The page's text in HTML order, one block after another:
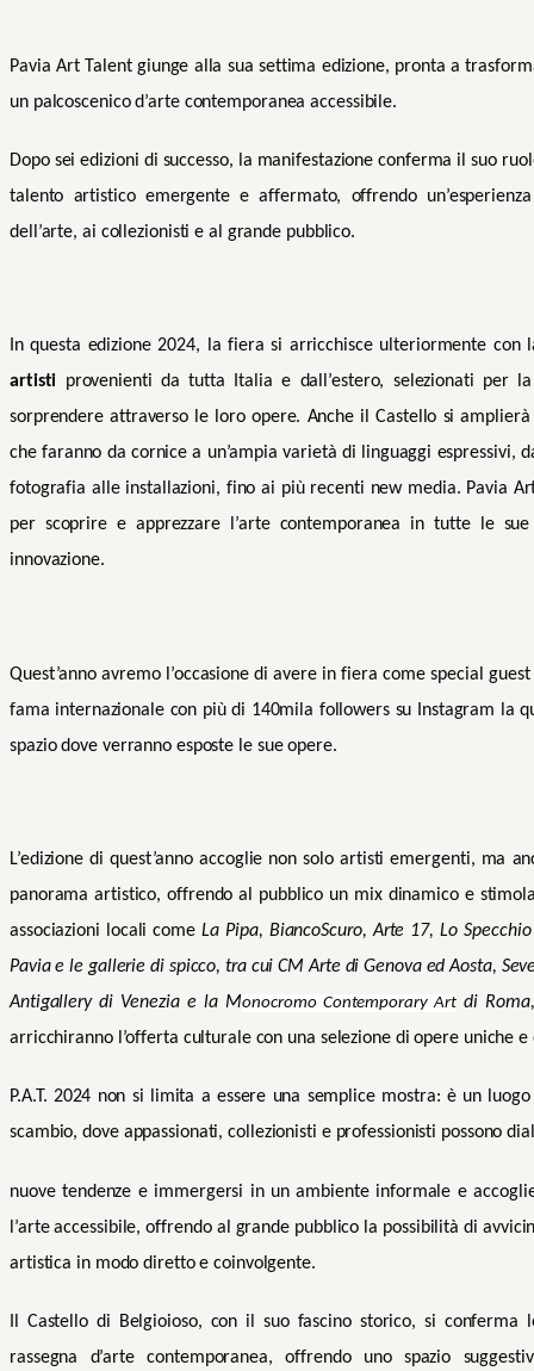
Pavia Art Talent giunge alla sua settima edizione, pronta a
un palcoscenico d’arte contemporanea accessibile.
Dopo sei edizioni di successo, la manifestazione conferma il suo
talento artistico emergente e affermato, offrendo
dell’arte, ai collezionisti e al grande pubblico.
In questa edizione 2024, la fiera si arricchisce ulteriormente con
artisti provenienti da tutta Italia e dall’estero, selezionati per
sorprendere attraverso le loro opere. Anche il Castello si
che faranno da cornice a un’ampia varietà di linguaggi espressivi,
fotografia alle installazioni, fino ai più recenti new media. Pavia
per scoprire e apprezzare l’arte contemporanea in tutte le
innovazione.
Quest’anno avremo l’occasione di avere in fiera come special guest
fama internazionale con più di 140mila followers su Instagram la
spazio dove verranno esposte le sue opere.
L’edizione di quest’anno accoglie non solo artisti emergenti, ma
panorama artistico, offrendo al pubblico un mix dinamico e
associazioni locali comeLa Pipa, BiancoScuro, Arte 17, Lo
Pavia e le gallerie di spicco, tra cui CM Arte di Genova ed Aosta,
Antigallery di Venezia e la Monocromo Contemporary Art di
arricchiranno l’offerta culturale con una selezione di opere uniche
P.A.T. 2024 non si limita a essere una semplice mostra: è un
scambio, dove appassionati, collezionisti e professionisti possono
nuove tendenze e immergersi in un ambiente informale e
l’arte accessibile, offrendo al grande pubblico la possibilità di
artistica in modo diretto e coinvolgente.
Il Castello di Belgioioso, con il suo fascino storico, si conferma
rassegna d’arte contemporanea, offrendo uno spazio